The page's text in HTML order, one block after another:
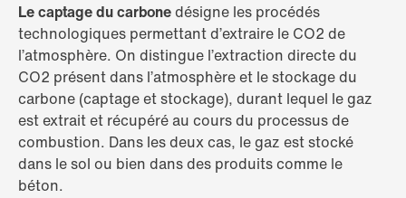
Le captage du carbonedésigne les procédés
technologiques permettant d’extraire le CO2 de
l’atmosphère. On distingue l’extraction directe du
CO2 présent dans l’atmosphère et le stockage du
carbone (captage et stockage), durant lequel le gaz
est extrait et récupéré au cours du processus de
combustion. Dans les deux cas, le gaz est stocké
dans le sol ou bien dans des produits comme le
béton.